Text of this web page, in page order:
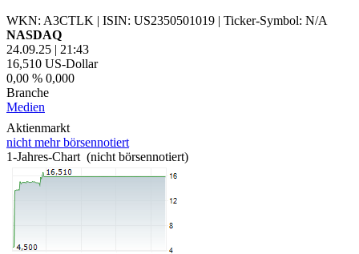
WKN: A3CTLK | ISIN: US2350501019 | Ticker-Symbol: N/A
NASDAQ
24.09.25 | 21:43
16,510 US-Dollar
0,00 % 0,000
Branche
Medien
Aktienmarkt
nicht mehr börsennotiert
1-Jahres-Chart (nicht börsennotiert)